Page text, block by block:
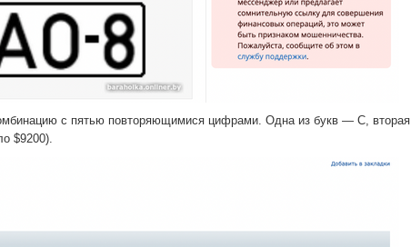
с пятью повторяющимися цифрами. Одна из букв — С, вторая
$9200).